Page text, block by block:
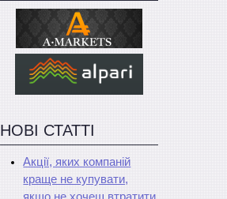
НОВІ СТАТТІ
Акції, яких компаній
краще не купувати,
якщо не хочеш втратити